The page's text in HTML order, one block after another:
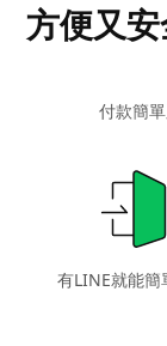
方便又
付款簡
有LINE就能簡